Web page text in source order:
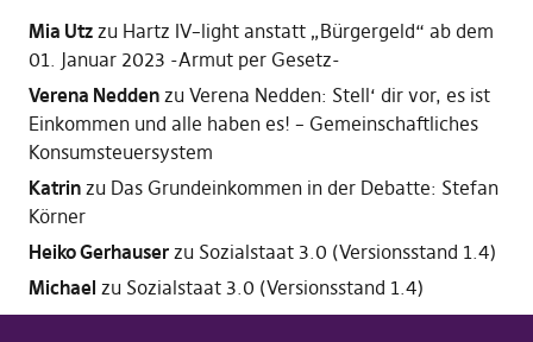
Mia Utzzu Hartz IV–light anstatt „Bürgergeld“ ab dem
01. Januar 2023 -Armut per Gesetz-
Verena Neddenzu Verena Nedden: Stell‘ dir vor, es ist
Einkommen und alle haben es! – Gemeinschaftliches
Konsumsteuersystem
Katrinzu Das Grundeinkommen in der Debatte: Stefan
Körner
Heiko Gerhauserzu Sozialstaat 3.0 (Versionsstand 1.4)
Michael zu Sozialstaat 3.0 (Versionsstand 1.4)